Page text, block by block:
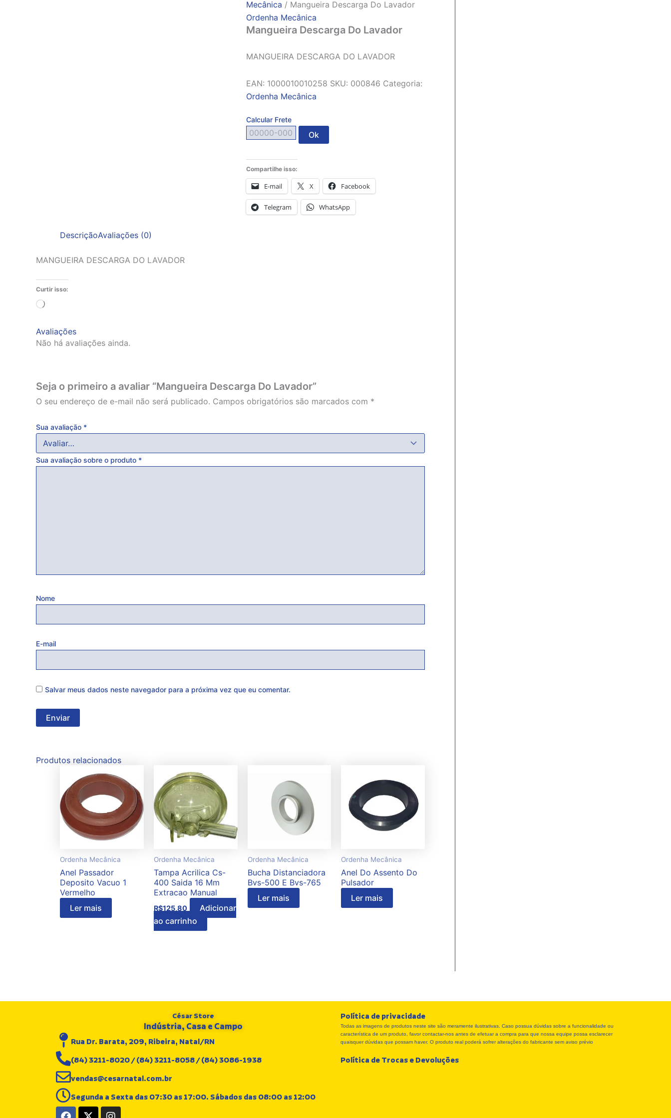
Mecânica / Mangueira Descarga Do Lavador
Ordenha Mecânica
Mangueira Descarga Do Lavador
MANGUEIRA DESCARGA DO LAVADOR
EAN: 1000010010258 SKU: 000846 Categoria:
Ordenha Mecânica
Calcular Frete
Ok
Compartilhe isso:
E-mail X Facebook
Telegram WhatsApp
DescriçãoAvaliações (0)
MANGUEIRA DESCARGA DO LAVADOR
Curtir isso:
Carregando...
Avaliações
Não há avaliações ainda.
Seja o primeiro a avaliar “Mangueira Descarga Do Lavador”
O seu endereço de e-mail não será publicado. Campos obrigatórios são marcados com *
Sua avaliação *
Sua avaliação sobre o produto *
Nome
E-mail
Salvar meus dados neste navegador para a próxima vez que eu comentar.
Produtos relacionados
Ordenha Mecânica
Anel Passador
Deposito Vacuo 1
Vermelho
Ler mais
Ordenha Mecânica
Tampa Acrilica Cs-
400 Saida 16 Mm
Extracao Manual
R$125,80
Adicionar
ao carrinho
Ordenha Mecânica
Bucha Distanciadora
Bvs-500 E Bvs-765
Ler mais
Ordenha Mecânica
Anel Do Assento Do
Pulsador
Ler mais
César Store
Indústria, Casa e Campo
Rua Dr. Barata, 209, Ribeira, Natal/RN
(84) 3211-8020 / (84) 3211-8058 / (84) 3086-1938
vendas@cesarnatal.com.br
Segunda a Sexta das 07:30 as 17:00. Sábados das 08:00 as 12:00
F
X
I
Política de privacidade
Todas as imagens de produtos neste site são meramente ilustrativas. Caso possua dúvidas sobre a funcionalidade ou
característica de um produto, favor contactar-nos antes de efetuar a compra para que nossa equipe possa esclarecer
quaisquer dúvidas que possam haver. O produto real poderá sofrer alterações do fabricante sem aviso prévio
Política de Trocas e Devoluções